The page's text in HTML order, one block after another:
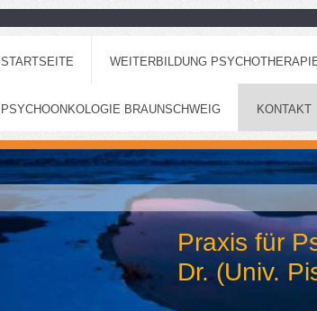
STARTSEITE WEITERBILDUNG
PSYCHOONKOLOGIE BRAUNSCHWEIG KONTAKT
Praxis für
Dr. (Univ.